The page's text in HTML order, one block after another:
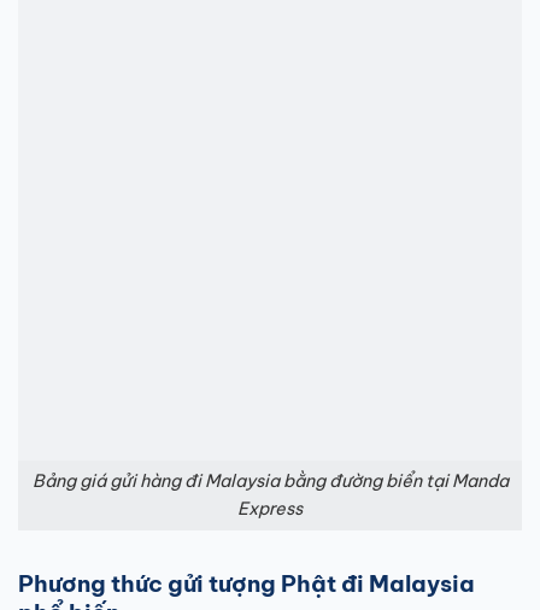
Bảng giá gửi hàng đi Malaysia bằng đường biển tại Manda
Express
Phương thức gửi tượng Phật đi Malaysia